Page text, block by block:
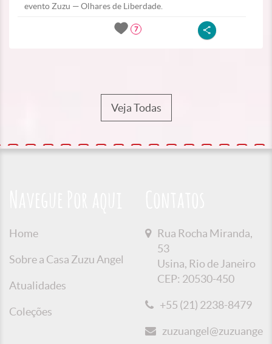
evento Zuzu — Olhares de Liberdade.
7
Veja Todas
Home
Sobre a Casa Zuzu Angel
Atualidades
Coleções
Rua Rocha Miranda,
53
Usina, Rio de Janeiro
CEP: 20530-450
+55 (21) 2238-8479